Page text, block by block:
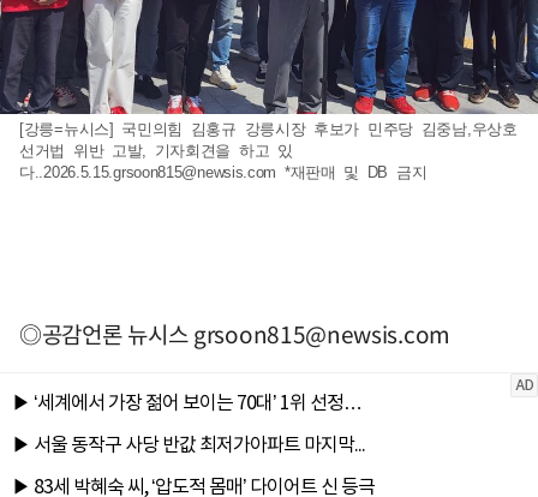
[강릉=뉴시스] 국민의힘 김홍규 강릉시장 후보가 민주당 김중남,우상호
선거법 위반 고발, 기자회견을 하고 있
다..2026.5.15.grsoon815@newsis.com *재판매 및 DB 금지
◎공감언론 뉴시스grsoon815@newsis.com